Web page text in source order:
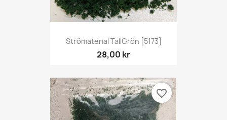
Strömaterial TallGrön [5173]
28,00 kr
favorite_border